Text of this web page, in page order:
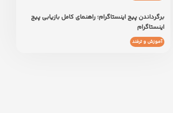
برگرداندن پیج اینستاگرام؛ راهنمای کامل بازیابی پیج
اینستاگرام
آموزش و ترفند